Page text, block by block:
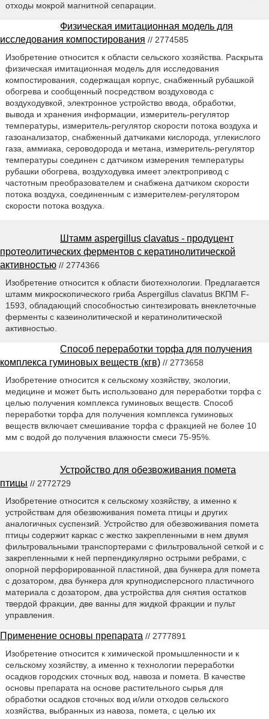
отходы мокрой магнитной сепарации.
Физическая имитационная модель для
исследования компостирования // 2774585
Изобретение относится к области сельского хозяйства. Раскрыта
физическая имитационная модель для исследования
компостирования, содержащая корпус, снабженный рубашкой
обогрева и сообщенный посредством воздуховода с
воздуходувкой, электронное устройство ввода, обработки,
вывода и хранения информации, измеритель-регулятор
температуры, измеритель-регулятор скорости потока воздуха и
газоанализатор, снабженный датчиками кислорода, углекислого
газа, аммиака, сероводорода и метана, измеритель-регулятор
температуры соединен с датчиком измерения температуры
рубашки обогрева, воздуходувка имеет электропривод с
частотным преобразователем и снабжена датчиком скорости
потока воздуха, соединенным с измерителем-регулятором
скорости потока воздуха.
Штамм aspergillus clavatus - продуцент
протеолитических ферментов с кератинолитической
активностью // 2774366
Изобретение относится к области биотехнологии. Предлагается
штамм микроскопического гриба Aspergillus clavatus ВКПМ F-
1593, обладающий способностью синтезировать внеклеточные
ферменты с казеинолитической и кератинолитической
активностью.
Способ переработки торфа для получения
комплекса гуминовых веществ (кгв) // 2773658
Изобретение относится к сельскому хозяйству, экологии,
медицине и может быть использовано для переработки торфа с
целью получения комплекса гуминовых веществ. Способ
переработки торфа для получения комплекса гуминовых
веществ включает смешивание торфа с фракцией не более 10
мм с водой до получения влажности смеси 75-95%.
Устройство для обезвоживания помета
птицы // 2772729
Изобретение относится к сельскому хозяйству, а именно к
устройствам для обезвоживания помета птицы и других
аналогичных суспензий. Устройство для обезвоживания помета
птицы содержит каркас с жестко закрепленными в нем двумя
фильтровальными транспортерами с фильтровальной сеткой и с
закрепленными к ней перпендикулярно острыми ребрами, с
опорной перфорированной пластиной, два бункера для помета
с дозатором, два бункера для крупнодисперсного пластичного
материала с дозатором, два устройства для снятия остатков
твердой фракции, две ванны для жидкой фракции и пульт
управления.
Применение основы препарата // 2777891
Изобретение относится к химической промышленности и к
сельскому хозяйству, а именно к технологии переработки
осадков городских сточных вод, навоза и помета. В качестве
основы препарата на основе растительного сырья для
обработки осадков сточных вод и/или отходов сельского
хозяйства, выбранных из навоза, помета, с целью их